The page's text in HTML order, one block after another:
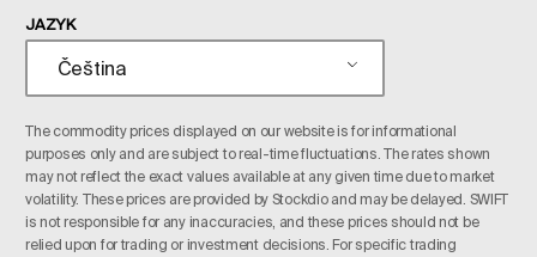
JAZYK
Čeština
The commodity prices displayed on our website is for informational
purposes only and are subject to real-time fluctuations. The rates shown
may not reflect the exact values available at any given time due to market
volatility. These prices are provided by Stockdio and may be delayed. SWIFT
is not responsible for any inaccuracies, and these prices should not be
relied upon for trading or investment decisions. For specific trading